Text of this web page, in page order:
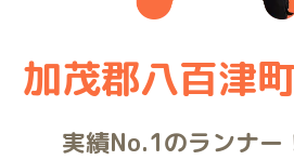
加茂郡八百津町
実績No.1のランナー